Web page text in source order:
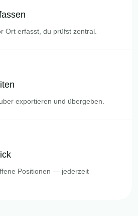
Ort erfasst, du prüfst zentral.
exportieren und übergeben.
Positionen — jederzeit